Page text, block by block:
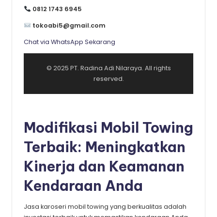
0812 1743 6945
tokoabi5@gmail.com
Chat via WhatsApp Sekarang
© 2025 PT. Radina Adi Nilaraya. All rights
reserved.
Modifikasi Mobil Towing
Terbaik: Meningkatkan
Kinerja dan Keamanan
Kendaraan Anda
Jasa karoseri mobil towing yang berkualitas adalah